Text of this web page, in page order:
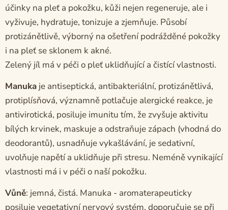
účinky na pleť a pokožku, kůži nejen regeneruje, ale i
vyživuje, hydratuje, tonizuje a zjemňuje. Působí
protizánětlivě, výborný na ošetření podrážděné pokožky
i na pleť se sklonem k akné.
Zelený jíl má v péči o pleť uklidňující a čistící vlastnosti.
Manuka je antiseptická, antibakteriální, protizánětlivá,
protiplísňová, významně potlačuje alergické reakce, je
antivirotická, posiluje imunitu tím, že zvyšuje aktivitu
bílých krvinek, maskuje a odstraňuje zápach (vhodná do
deodorantů), usnadňuje vykašlávání, je sedativní,
uvolňuje napětí a uklidňuje při stresu. Neméně vynikající
vlastnosti má i v péči o naší pokožku.
Vůně: jemná, čistá. Manuka - aromaterapeuticky
posiluje vegetativní nervový systém, doporučuje se při